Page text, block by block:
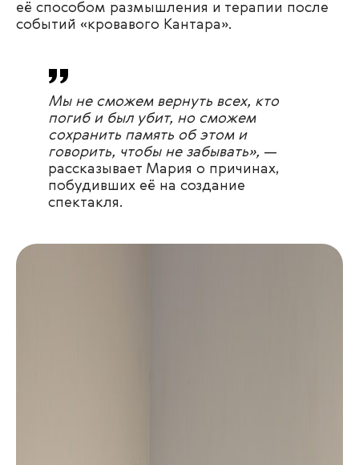
её способом размышления и терапии после
событий «кровавого Кантара».
Мы не сможем вернуть всех, кто
погиб и был убит, но сможем
сохранить память об этом и
говорить, чтобы не забывать», —
рассказывает Мария о причинах,
побудивших её на создание
спектакля.